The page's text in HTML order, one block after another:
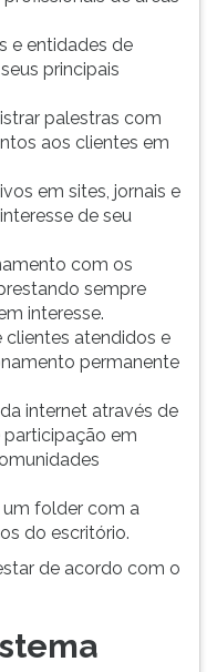
e entidades de
principais
palestras com
aos clientes em
em sites, jornais e
de seu
com os
sempre
interesse.
clientes atendidos e
permanente
internet através de
em
um folder com a
do escritório.
de acordo com o